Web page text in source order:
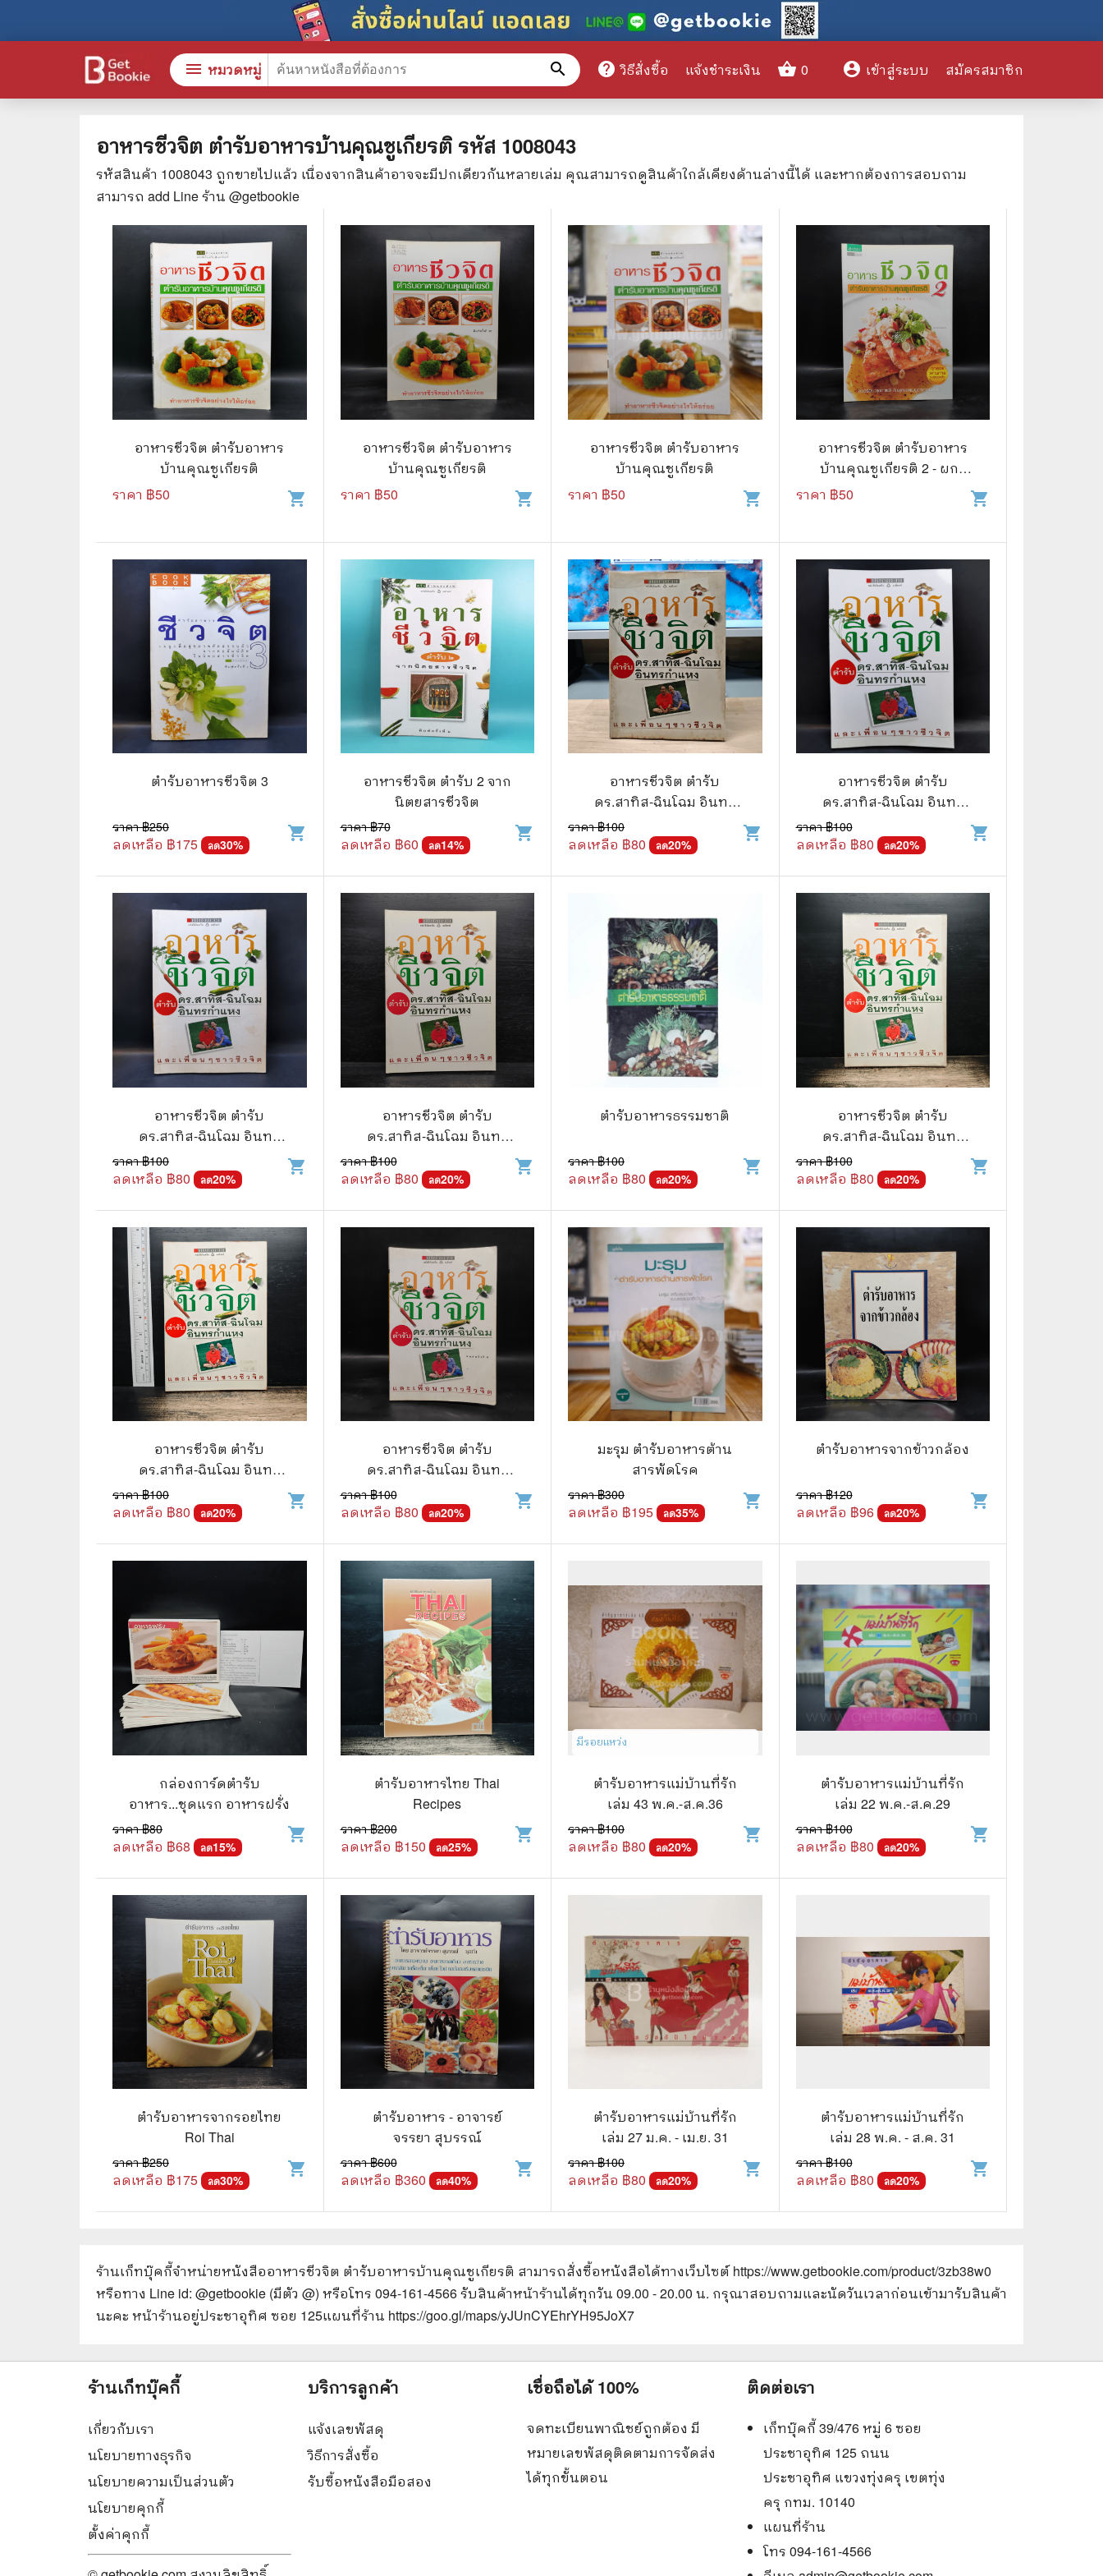
อาหารชีวจิต ตำรับอาหารบ้านคุณชูเกียรติ รหัส 1008043
รหัสสินค้า 1008043 ถูกขายไปแล้ว เนื่องจากสินค้าอาจจะมีปกเดียวกันหลายเล่ม คุณสามารถดูสินค้าใกล้เคียงด้านล่างนี้ได้ และหากต้องการสอบถาม
สามารถ add Line ร้าน @getbookie
อาหารชีวจิต ตำรับอาหาร
บ้านคุณชูเกียรติ
ราคา ฿50 shopping_cart
อาหารชีวจิต ตำรับอาหาร
บ้านคุณชูเกียรติ
ราคา ฿50 shopping_cart
อาหารชีวจิต ตำรับอาหาร
บ้านคุณชูเกียรติ
ราคา ฿50 shopping_cart
อาหารชีวจิต ตำรับอาหาร
บ้านคุณชูเกียรติ 2 - ผกา
ราคา ฿50 shopping_cart
ตำรับอาหารชีวจิต 3
ราคา ฿250
ลดเหลือ ฿175 ลด30%
shopping_cart
อาหารชีวจิต ตำรับ 2 จาก
นิตยสารชีวจิต
ราคา ฿70
ลดเหลือ ฿60 ลด14%
shopping_cart
อาหารชีวจิต ตำรับ
ดร.สาทิส-ฉินโฉม อินทร
ราคา ฿100
ลดเหลือ ฿80 ลด20%
shopping_cart
อาหารชีวจิต ตำรับ
ดร.สาทิส-ฉินโฉม อินทร
ราคา ฿100
ลดเหลือ ฿80 ลด20%
shopping_cart
อาหารชีวจิต ตำรับ
ดร.สาทิส-ฉินโฉม อินทร
ราคา ฿100
ลดเหลือ ฿80 ลด20%
shopping_cart
อาหารชีวจิต ตำรับ
ดร.สาทิส-ฉินโฉม อินทร
ราคา ฿100
ลดเหลือ ฿80 ลด20%
shopping_cart
ตำรับอาหารธรรมชาติ
ราคา ฿100
ลดเหลือ ฿80 ลด20%
shopping_cart
อาหารชีวจิต ตำรับ
ดร.สาทิส-ฉินโฉม อินทร
กำแหง และเพื่อนๆชาวชีว
จิต
ราคา ฿100
ลดเหลือ ฿80 ลด20%
shopping_cart
อาหารชีวจิต ตำรับ
ดร.สาทิส-ฉินโฉม อินทร
กำแหง และเพื่อนๆชาวชีว
จิต
ราคา ฿100
ลดเหลือ ฿80 ลด20%
shopping_cart
อาหารชีวจิต ตำรับ
ดร.สาทิส-ฉินโฉม อินทร
กำแหง และเพื่อนๆชาวชีว
จิต
ราคา ฿100
ลดเหลือ ฿80 ลด20%
shopping_cart
มะรุม ตำรับอาหารต้าน
สารพัดโรค
ราคา ฿300
ลดเหลือ ฿195 ลด35%
shopping_cart
ตำรับอาหารจากข้าวกล้อง
ราคา ฿120
ลดเหลือ ฿96 ลด20%
shopping_cart
กล่องการ์ดตำรับ
อาหาร...ชุดแรก อาหารฝรั่ง
ราคา ฿80
ลดเหลือ ฿68 ลด15%
shopping_cart
ตำรับอาหารไทย Thai
Recipes
ราคา ฿200
ลดเหลือ ฿150 ลด25%
shopping_cart
มีรอยแหว่ง
ตำรับอาหารแม่บ้านที่รัก
เล่ม 43 พ.ค.-ส.ค.36
ราคา ฿100
ลดเหลือ ฿80 ลด20%
shopping_cart
ตำรับอาหารแม่บ้านที่รัก
เล่ม 22 พ.ค.-ส.ค.29
ราคา ฿100
ลดเหลือ ฿80 ลด20%
shopping_cart
ตำรับอาหารจากรอยไทย
Roi Thai
ราคา ฿250
ลดเหลือ ฿175 ลด30%
shopping_cart
ตำรับอาหาร - อาจารย์
จรรยา สุบรรณ์
ราคา ฿600
ลดเหลือ ฿360 ลด40%
shopping_cart
ตำรับอาหารแม่บ้านที่รัก
เล่ม 27 ม.ค. - เม.ย. 31
ราคา ฿100
ลดเหลือ ฿80 ลด20%
shopping_cart
ตำรับอาหารแม่บ้านที่รัก
เล่ม 28 พ.ค. - ส.ค. 31
ราคา ฿100
ลดเหลือ ฿80 ลด20%
shopping_cart
ร้านเก็ทบุ๊คกี้จำหน่ายหนังสืออาหารชีวจิต ตำรับอาหารบ้านคุณชูเกียรติ สามารถสั่งซื้อหนังสือได้ทางเว็บไซต์ https://www.getbookie.com/product/3zb38w0
หรือทาง Line id: @getbookie (มีตัว @) หรือโทร 094-161-4566 รับสินค้าหน้าร้านได้ทุกวัน 09.00 - 20.00 น. กรุณาสอบถามและนัดวันเวลาก่อนเข้ามารับสินค้า
นะคะ หน้าร้านอยู่ประชาอุทิศ ซอย 125แผนที่ร้าน https://goo.gl/maps/yJUnCYEhrYH95JoX7
menu หมวดหมู่ search help วิธีสั่งซื้อ แจ้งชำระเงิน shopping_basket 0 account_circle เข้าสู่ระบบ สมัครสมาชิก
หมวดหมู่สินค้า
หนังสือทั้งหมด
สินค้าใช้เฉพาะแต้มเท่านั้น
📚 หนังสือทั่วไป
😁 จิตวิทยา พัฒนาตนเอง
👔 ธุรกิจ เศรษฐศาสตร์
📜 ประวัติศาสตร์
👤 ประวัติบุคคล ประสบการณ์ชีวิต
🌠 โหราศาสตร์ การทำนาย
☸️ ธรรมะ ศาสนา ปรัชญา
🧳 ท่องเที่ยว ประสบการณ์ท่องเที่ยว
💃 งานอดิเรก อาชีพ
🌎 สารคดี ความรู้รอบตัว
💎 เพชร พลอย อัญมณี
🛸 วิทยาศาสตร์ คณิตศาสตร์
🌾 พืช สัตว์
👪 ครอบครัว การเลี้ยงลูก
🏡 บ้านและสวน
🎸 ดนตรี ภาพยนตร์
⚽ กีฬา เกม
🖥️ คอมพิวเตอร์ เทคโนโลยี
หนังสือทั่วไป พ็อกเก็ตบุ๊ค
🦄 วรรณกรรม นิยาย เรื่องสั้น
🐇 เรื่องสั้น
🛖 วรรณคดีไทย นิทานพื้นบ้าน
👩‍🦳 นิยายไทยรุ่นเก่า
🏵️ บทกวี บทกลอน
🏞️ นิยายภาพ
👨‍❤️‍👨 นิยายวาย นิยายยูริ
✍️ นิยายฟิคชั่น
🌏 นิยายแปล
🏰 วรรณกรรมเยาวชน
🛸 ไซไฟ วิทยาศาสตร์
🌟 นิยายไลท์โนเวล
❤️ รัก โรแมนติก
❤️‍🔥❤️‍🔥 นิยายรัก ราคาถูกสุด
💀 ผี สยองขวัญ ระทึกขวัญ
🎭 ดราม่า ชีวิต
🔍 สืบสวน สอบสวน
⚔️ แอ็คชั่น ต่อสู้
😀 ตลก สนุกสนาน
นิยาย วรรณกรรม
⚖️ กฎหมาย
💬 ภาษาศาสตร์
💉 การแพทย์
👮‍♀️ คู่มือเตรียมสอบราชการ
🏫 หนังสือเรียน
👩‍🏫 แนะแนวการศึกษา
การศึกษาและการสอน
😼 หนังสือการ์ตูน
👨‍❤️‍👨 การ์ตูนวาย การ์ตูนยูริ
🕰️ การ์ตูนยุคเก่า
❤️ รัก โรแมนติก
🎭 ดราม่า ชีวิต เรื่องจริง
💀 ผี สยองขวัญ ระทึกขวัญ
🎻 การ์ตูนดนตรี
🍳 การ์ตูนทำอาหาร
🕵️‍♀️ สืบสวน สอบสวน
⚔️ ต่อสู้ แอ๊คชั่น
⚽ การ์ตูนกีฬา
🔮 แฟนตาซี
🧗‍♂️ ผจญภัย ท่องเที่ยว
☠️ การ์ตูนผีไทย
👩 สนพ.ยอดธิดา
☘️ สนพ.รักพิมพ์ Luckpim
🔵 สนพ.Phoenix Next
🏳️‍🌈 สนพ.หมึกจีน
☀️ สนพ.วิบูลย์กิจ
🟦 สนพ.เนชั่น
⭕ สนพ.สยามอินเตอร์
🔴 สนพ.บูรพัฒน์
🔲 สนพ.Zenshu
การ์ตูนรายเดือน รายสัปดาห์
การ์ตูนแก๊ก
กล่อง BOXSET การ์ตูน
หนังสือการ์ตูน
🐲 หนังสือเด็ก
🪐 ความรู้สำหรับเด็ก
🐲 นิทาน
📕 นิตยสาร
📺 เรื่องย่อละครโทรทัศน์
นิตยสารดารารุ่นเก่า
แฟนคลับดารา
เรื่องย่อซีรี่ย์ต่างประเทศ
🌍 ทั่วไปและวาไรตี้
🤡 เรื่องสั้น ขำขัน
🎨 ศิลปะและการออกแบบ
🎸 ดนตรี
🩱 แฟชั่น
⛪ ศาสนา
🏙️ การเมือง
⚽ กีฬา
🎞️ ภาพยนตร์
โมเดล
Gossip ดารา
🥘 อาหาร
💄 สุขภาพและความงาม
🧳 ท่องเที่ยว
คู่มือเฉลยเกม
เกษตรและธรรมชาติ
แม่และเด็ก
ภาษาศาสตร์
ไอทีและเทคโนโลยี
นางงามและการประกวด
🎨 Art and Design
🤹‍♀️ Humor & Entertainment
🏝️ Survival & Emergency
Preparedness
🦸‍♂️ Comics & Graphic Novels
🏺 Historical & Political
🌠 Astrology
⛪ Religion
🧏‍♀️ Languages
🪐 Science & Math
😊 Self-Enrichment
👔 Business and Economics
🖥️ Computers & Technology
🧑‍🏫 Education & Teaching
🎶 Music & Movie
🧒 Children's Books
👪 Family and Relationships
🐕‍🦺 Animals
🏛️ Politics & Government
⚙️ Engineering & Transportation
👤 Biography
🍸 Food and Drink
💃 Hobbies and Collectibles
🖋️ Literature and Fiction
🧳 Travel Literature
⚽ Sports
🎲 Board Game
2️⃣ Used Board Game บอร์ดเกมมือ
🧠 Strategy
🪅 Family
♟️ Abstract
บอร์ดเกมแปลไทย
บอร์ดเกมโดยคนไทย
🎥 ของสะสมจากหนังและการ์ตูน
📅 ปฏิทินเก่า
อื่นๆ
ร้านเก็ทบุ๊คกี้
เกี่ยวกับเรา
นโยบายทางธุรกิจ
นโยบายความเป็นส่วนตัว
นโยบายคุกกี้
ตั้งค่าคุกกี้
บริการลูกค้า
แจ้งเลขพัสดุ
วิธีการสั่งซื้อ
รับซื้อหนังสือมือสอง
เชื่อถือได้ 100%
จดทะเบียนพาณิชย์ถูกต้อง มี
หมายเลขพัสดุติดตามการจัดส่ง
ได้ทุกขั้นตอน
ติดต่อเรา
เก็ทบุ๊คกี้ 39/476 หมู่ 6 ซอย
ประชาอุทิศ 125 ถนน
ประชาอุทิศ แขวงทุ่งครุ เขตทุ่ง
ครุ กทม. 10140
แผนที่ร้าน
โทร 094-161-4566